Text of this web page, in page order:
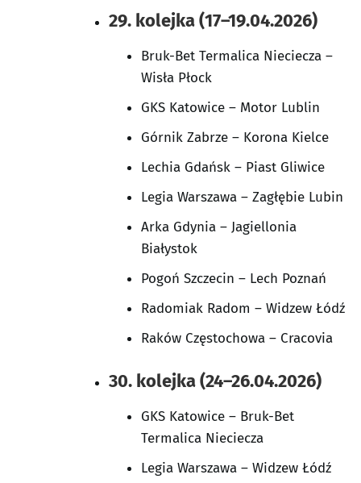
29. kolejka (17–19.04.2026)
Bruk-Bet Termalica Nieciecza –
Wisła Płock
GKS Katowice – Motor Lublin
Górnik Zabrze – Korona Kielce
Lechia Gdańsk – Piast Gliwice
Legia Warszawa – Zagłębie Lubin
Arka Gdynia – Jagiellonia
Białystok
Pogoń Szczecin – Lech Poznań
Radomiak Radom – Widzew Łódź
Raków Częstochowa – Cracovia
30. kolejka (24–26.04.2026)
GKS Katowice – Bruk-Bet
Termalica Nieciecza
Legia Warszawa – Widzew Łódź